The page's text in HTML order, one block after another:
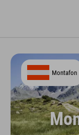
Montafon